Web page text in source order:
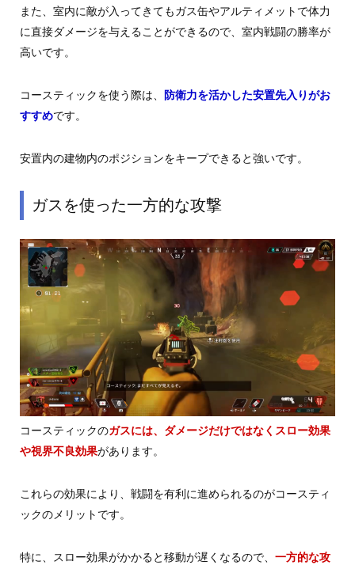
また、室内に敵が入ってきてもガス缶やアルティメットで体力
に直接ダメージを与えることができるので、室内戦闘の勝率が
高いです。
コースティックを使う際は、
防衛力を活かした安置先入りがお
すすめです。
安置内の建物内のポジションをキープできると強いです。
ガスを使った一方的な攻撃
コースティックのガスには、ダメージだけではなくスロー効果
や視界不良効果があります。
これらの効果により、戦闘を有利に進められるのがコースティ
ックのメリットです。
特に、スロー効果がかかると移動が遅くなるので、 一方的な攻